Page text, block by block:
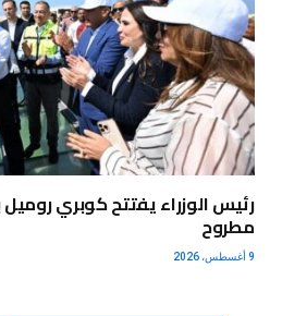
رئيس الوزراء يفتتح كوبري
مطروح
9 أغسطس، 2026